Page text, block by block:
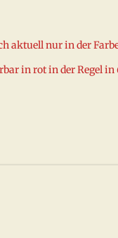
aktuell nur in der
in rot in der Regel in